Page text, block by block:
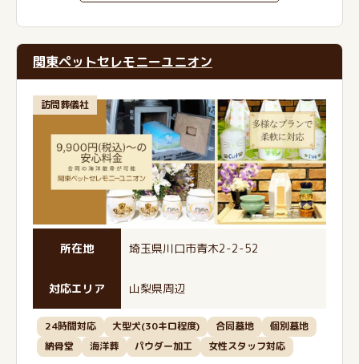
関東ペットセレモニーユニオン
訪問葬儀社
所在地 埼玉県川口市青木2-2-52
対応エリア 山梨県周辺
24時間対応 大型犬(30キロ程度) 合同墓地
個別墓地
納骨堂
海洋葬 パウダー加工 女性スタッフ対応